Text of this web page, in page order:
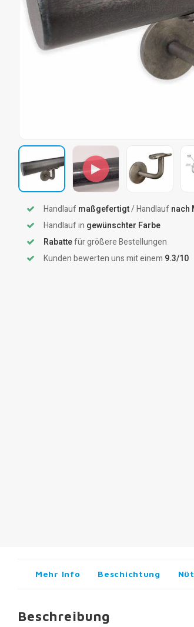
Handlaufmaßgefertigt/ Handlaufnach
Handlauf in gewünschter Farbe
Rabattefür größere Bestellungen
Kunden bewerten uns mit einem 9.3/10
Mehr Info Beschichtung
Beschreibung